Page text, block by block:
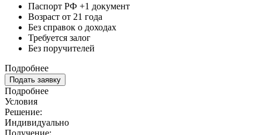
Паспорт РФ +1 документ
Возраст от 21 года
Без справок о доходах
Требуется залог
Без поручителей
Подробнее
Подать заявку
Подробнее
Условия
Решение:
Индивидуально
Получение: